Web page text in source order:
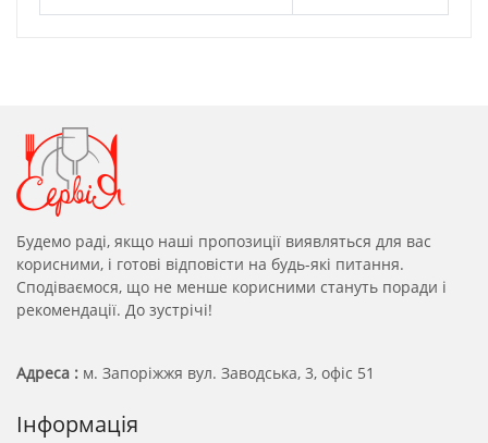
Будемо раді, якщо наші пропозиції виявляться для вас
корисними, і готові відповісти на будь-які питання.
Сподіваємося, що не менше корисними стануть поради і
рекомендації. До зустрічі!
Адреса : м. Запоріжжя вул. Заводська, 3, офіс 51
Інформація